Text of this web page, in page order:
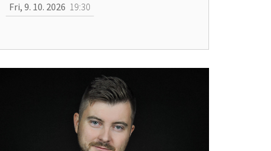
Fri, 9. 10. 2026 19:30